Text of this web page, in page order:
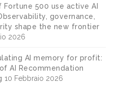
Fortune 500 use active AI
governance,
shape the new frontier
2026
AI memory for profit:
AI Recommendation
10 Febbraio 2026